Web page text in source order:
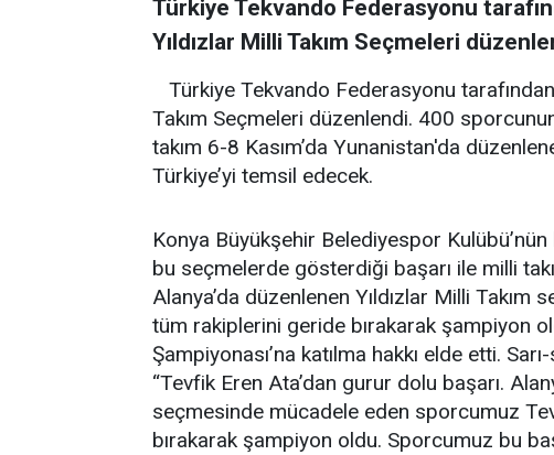
Türkiye Tekvando Federasyonu
Yıldızlar Milli Takım Seçmeleri
Türkiye Tekvando Federasyonu
Takım Seçmeleri düzenlendi. 400
takım 6-8 Kasım’da Yunanistan'da
Türkiye’yi temsil edecek.
Konya Büyükşehir Belediyespor
bu seçmelerde gösterdiği başarı ile milli
Alanya’da düzenlenen Yıldızlar Milli
tüm rakiplerini geride bırakarak şampiyon
Şampiyonası’na katılma hakkı elde etti.
“Tevfik Eren Ata’dan gurur dolu başarı.
seçmesinde mücadele eden sporcumuz
bırakarak şampiyon oldu. Sporcumuz bu